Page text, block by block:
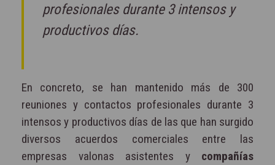
profesionales durante 3 intensos y
productivos días.
En concreto, se han mantenido más de 300
reuniones y contactos profesionales durante 3
intensos y productivos días de las que han surgido
diversos acuerdos comerciales entre las
empresas valonas asistentes y compañías